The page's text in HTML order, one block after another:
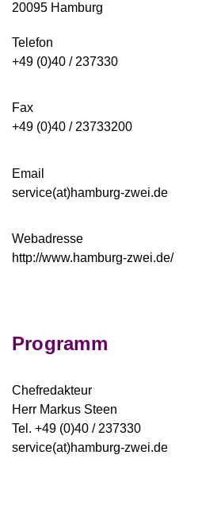
20095 Hamburg
Telefon
+49 (0)40 / 237330
Fax
+49 (0)40 / 23733200
Email
service(at)hamburg-zwei.de
Webadresse
http://www.hamburg-zwei.de/
Programm
Chefredakteur
Herr Markus Steen
Tel. +49 (0)40 / 237330
service(at)hamburg-zwei.de